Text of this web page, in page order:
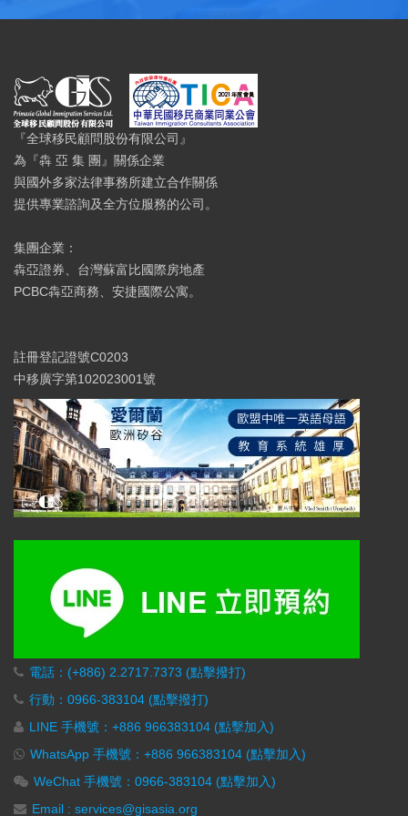
『全球移民顧問股份有限公司』
為『犇 亞 集 團』關係企業
與國外多家法律事務所建立合作關係
提供專業諮詢及全方位服務的公司。
集團企業：
犇亞證券、台灣蘇富比國際房地產
PCBC犇亞商務、安捷國際公寓。
註冊登記證號C0203
中移廣字第102023001號
電話：(+886) 2.2717.7373 (點擊撥打)
行動：0966-383104 (點擊撥打)
LINE 手機號：+886 966383104 (點擊加入)
WhatsApp 手機號：+886 966383104 (點擊加入)
WeChat 手機號：0966-383104 (點擊加入)
Email : services@gisasia.org